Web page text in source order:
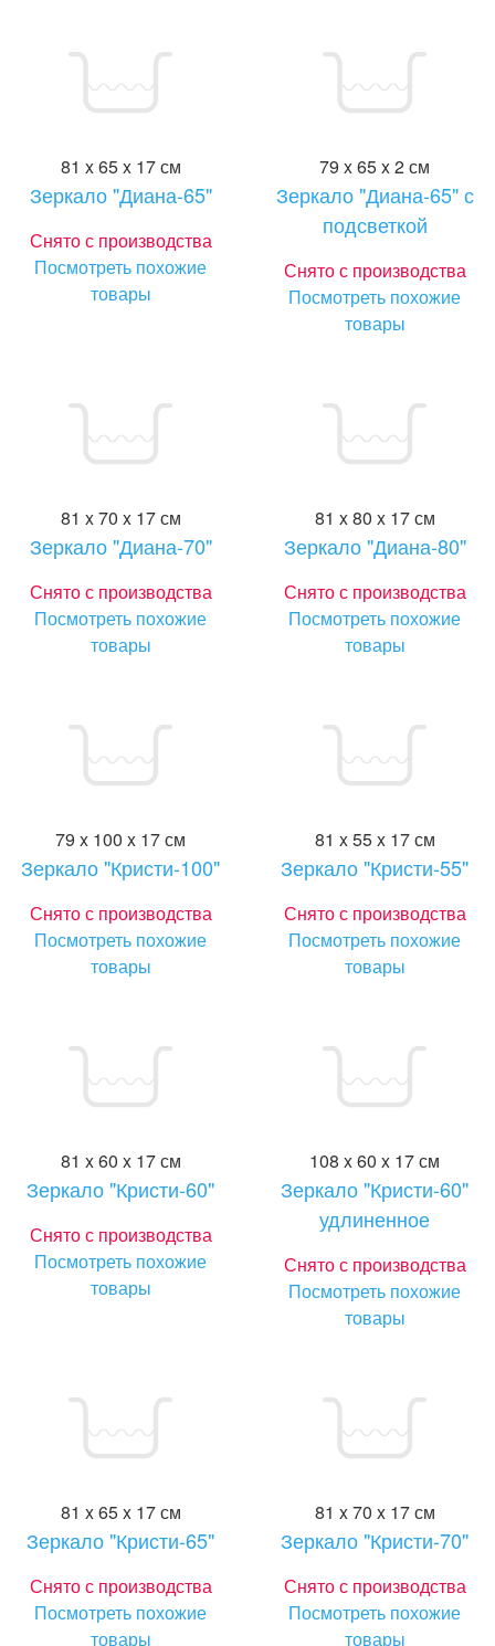
81 x 65 x 17 см
Зеркало "Диана-65"
Снято с производства
Посмотреть похожие
товары
79 x 65 x 2 см
Зеркало "Диана-65" с
подсветкой
Снято с производства
Посмотреть похожие
товары
81 x 70 x 17 см
Зеркало "Диана-70"
Снято с производства
Посмотреть похожие
товары
81 x 80 x 17 см
Зеркало "Диана-80"
Снято с производства
Посмотреть похожие
товары
79 x 100 x 17 см
Зеркало "Кристи-100"
Снято с производства
Посмотреть похожие
товары
81 x 55 x 17 см
Зеркало "Кристи-55"
Снято с производства
Посмотреть похожие
товары
81 x 60 x 17 см
Зеркало "Кристи-60"
Снято с производства
Посмотреть похожие
товары
108 x 60 x 17 см
Зеркало "Кристи-60"
удлиненное
Снято с производства
Посмотреть похожие
товары
81 x 65 x 17 см
Зеркало "Кристи-65"
Снято с производства
Посмотреть похожие
товары
81 x 70 x 17 см
Зеркало "Кристи-70"
Снято с производства
Посмотреть похожие
товары